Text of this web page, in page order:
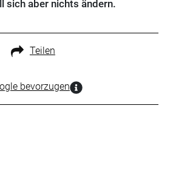
sich aber nichts ändern.
Teilen
bevorzugen